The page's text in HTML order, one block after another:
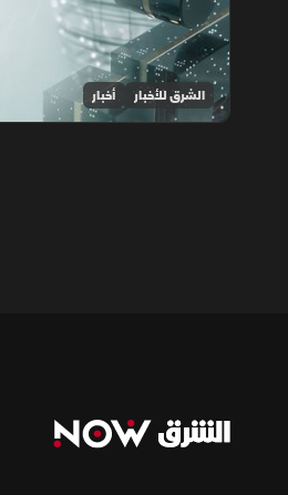
الشرق للأخبار أخبار